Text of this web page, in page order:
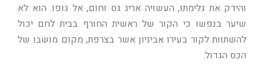
והידק את גלימתו, העשויה אריג גס וחום, אל גופו. הוא לא
שיער בנפשו כי הקור של ראשית החורף בבית לחם יכול
להשתוות לקור בעירו אביניון אשר בצרפת, מקום מושבו של
הכס הגדול.